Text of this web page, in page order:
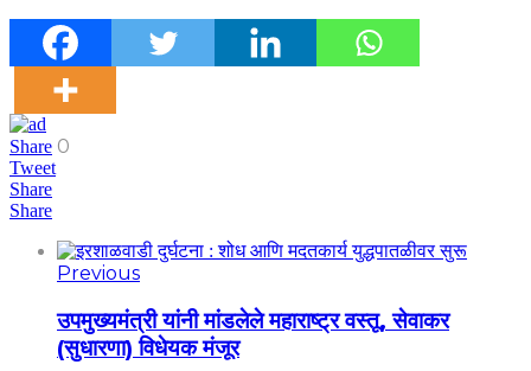
Share 0
Tweet
Share
Share
Previous
उपमुख्यमंत्री यांनी मांडलेले महाराष्ट्र वस्तू, सेवाकर
(सुधारणा) विधेयक मंजूर